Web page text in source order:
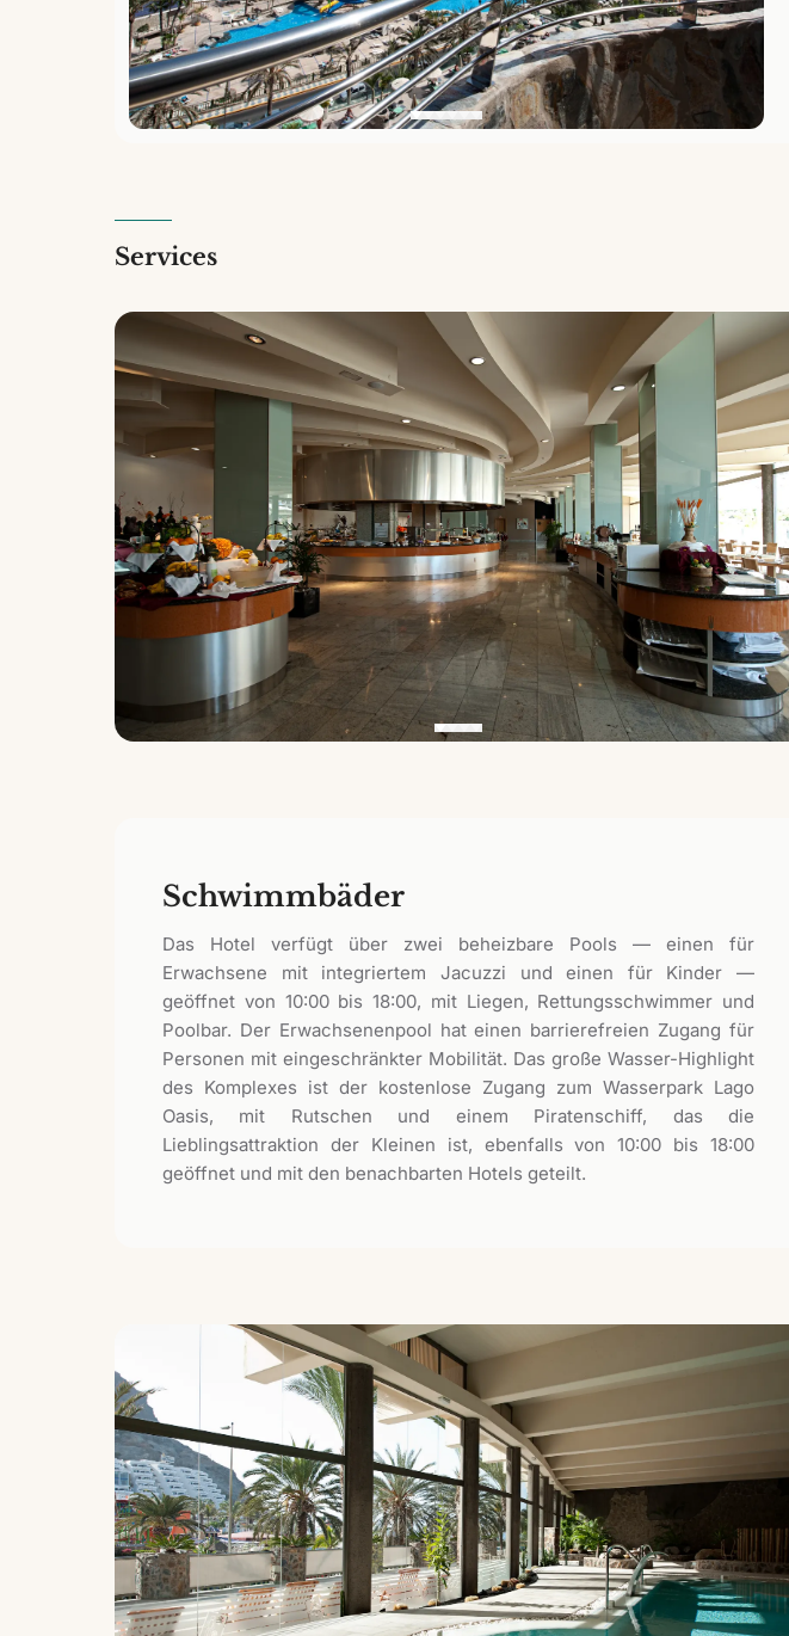
Services
Schwimmbäder
Das Hotel verfügt über zwei beheizbare Pools — einen für
Erwachsene mit integriertem Jacuzzi und einen für Kinder —
geöffnet von 10:00 bis 18:00, mit Liegen, Rettungsschwimmer und
Poolbar. Der Erwachsenenpool hat einen barrierefreien Zugang für
Personen mit eingeschränkter Mobilität. Das große Wasser-Highlight
des Komplexes ist der kostenlose Zugang zum Wasserpark Lago
Oasis, mit Rutschen und einem Piratenschiff, das die
Lieblingsattraktion der Kleinen ist, ebenfalls von 10:00 bis 18:00
geöffnet und mit den benachbarten Hotels geteilt.